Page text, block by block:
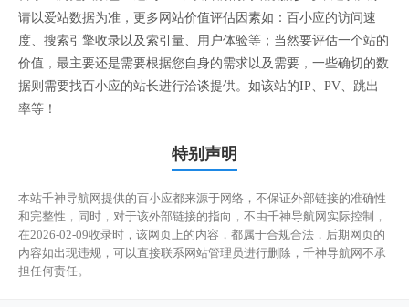
请以爱站数据为准，更多网站价值评估因素如：百小应的访问速
度、搜索引擎收录以及索引量、用户体验等；当然要评估一个站的
价值，最主要还是需要根据您自身的需求以及需要，一些确切的数
据则需要找百小应的站长进行洽谈提供。如该站的IP、PV、跳出
率等！
特别声明
本站千神导航网提供的百小应都来源于网络，不保证外部链接的准确性
和完整性，同时，对于该外部链接的指向，不由千神导航网实际控制，
在2026-02-09收录时，该网页上的内容，都属于合规合法，后期网页的
内容如出现违规，可以直接联系网站管理员进行删除，千神导航网不承
担任何责任。